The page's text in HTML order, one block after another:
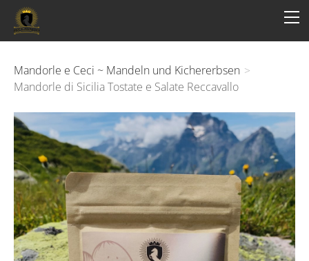
Mandorle e Ceci ~ Mandeln und Kichererbsen >
Mandorle di Sicilia Tostate e Salate Reccavallo
STORY
PRODUCTS
CONTACT
Impressum
AGB
Datenschutz